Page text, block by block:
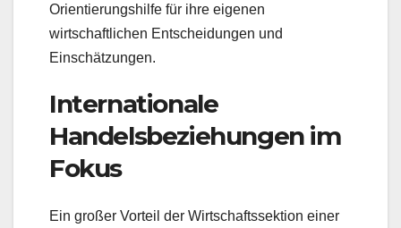
Orientierungshilfe für ihre eigenen
wirtschaftlichen Entscheidungen und
Einschätzungen.
Internationale
Handelsbeziehungen im
Fokus
Ein großer Vorteil der Wirtschaftssektion einer